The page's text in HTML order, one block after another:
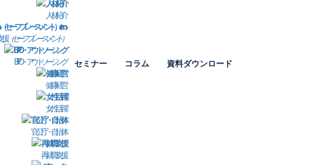
人材紹介
（セーフプレースメント）
BPO・アウトソーシング
健康経営
女性活躍
官公庁・自治体
再就職支援
セミナー コラム 資料ダウンロード
姓
名
企業名
Eｰmail
都道府県
部署